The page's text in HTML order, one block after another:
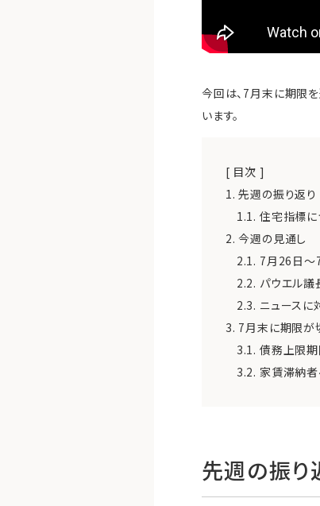
今回は、7月末に期限
います。
[ 目次 ]
1. 先週の振り返り
1.1. 住宅指標に
2. 今週の見通し
2.1. 7月26日～
2.2. パウエル議
2.3. ニュースに
3. 7月末に期限が
3.1. 債務上限期
3.2. 家賃滞納
先週の振り